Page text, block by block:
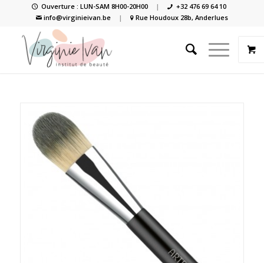
Ouverture : LUN-SAM 8H00-20H00 |
+32 476 69 64 10
info@virginieivan.be
| Rue Houdoux 28b, Anderlues